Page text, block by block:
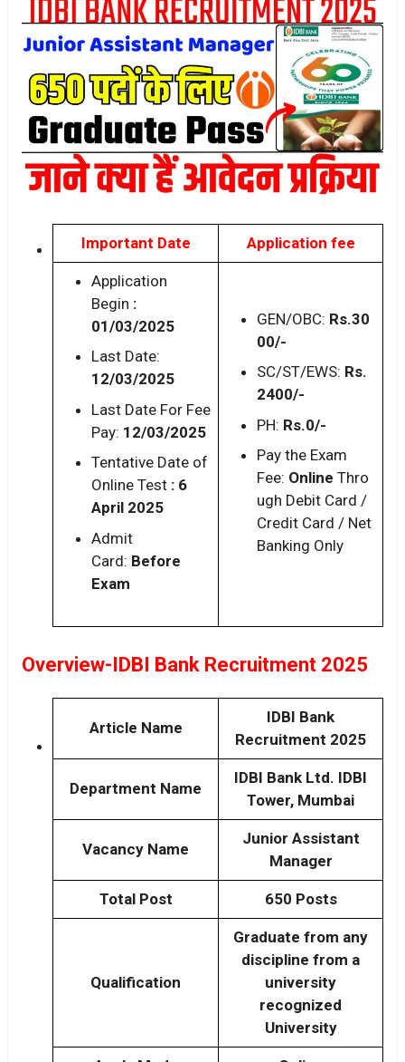
Important Date Application fee
Application
Begin :
01/03/2025
Last Date:
12/03/2025
Last Date For Fee
Pay: 12/03/2025
Tentative Date of
Online Test : 6
April 2025
Admit
Card: Before
Exam
GEN/OBC: Rs.30
00/-
SC/ST/EWS: Rs.
2400/-
PH: Rs.0/-
Pay the Exam
Fee: Online Thro
ugh Debit Card /
Credit Card / Net
Banking Only
Overview-IDBI Bank Recruitment 2025
Article Name
IDBI Bank
Recruitment 2025
Department Name
IDBI Bank Ltd. IDBI
Tower, Mumbai
Vacancy Name
Junior Assistant
Manager
Total Post 650 Posts
Qualification
Graduate from any
discipline from a
university
recognized
University